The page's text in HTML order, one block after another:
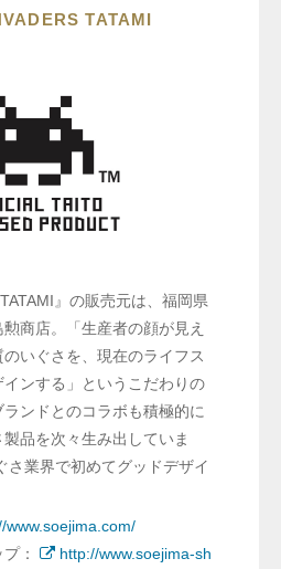
TATAMI
TATAMI』の販売元は、福岡県
商店。「生産者の顔が見え
いぐさを、現在のライフス
ンする」というこだわりの
ンドとのコラボも積極的に
品を次々生み出していま
さ業界で初めてグッドデザイ
www.soejima.com/
：
http://www.soejima-sh